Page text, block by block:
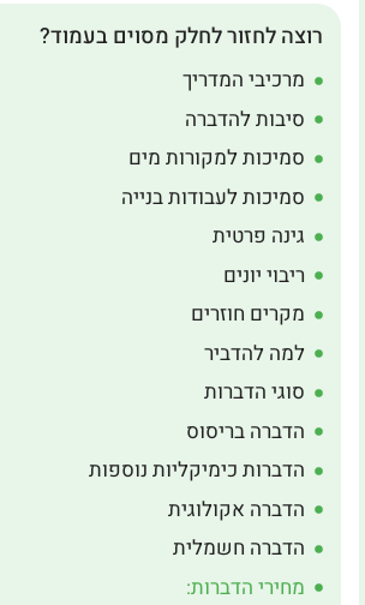
רוצה לחזור לחלק מסוים בעמוד?
מרכיבי המדריך
סיבות להדברה
סמיכות למקורות מים
סמיכות לעבודות בנייה
גינה פרטית
ריבוי יונים
מקרים חוזרים
למה להדביר
סוגי הדברות
הדברה בריסוס
הדברות כימיקליות נוספות
הדברה אקולוגית
הדברה חשמלית
מחירי הדברות: